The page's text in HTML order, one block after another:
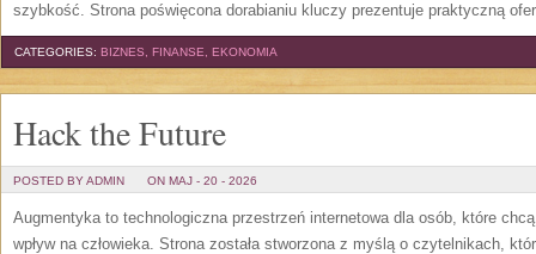
szybkość. Strona poświęcona dorabianiu kluczy prezentuje praktyczną
CATEGORIES: BIZNES, FINANSE, EKONOMIA
Hack the Future
POSTED BY ADMIN ON MAJ - 20 - 2026
Augmentyka to technologiczna przestrzeń internetowa dla osób, które
wpływ na człowieka. Strona została stworzona z myślą o czytelnikach,